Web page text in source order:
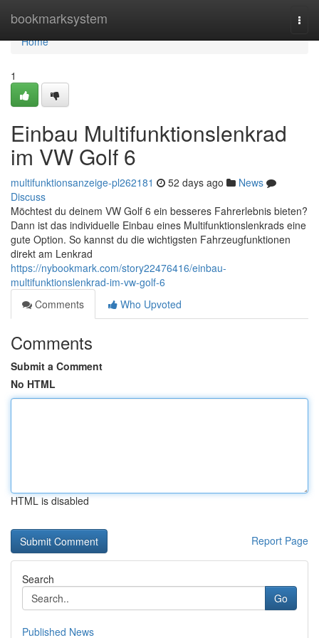
bookmarksystem
Home
Home
1
Einbau Multifunktionslenkrad
im VW Golf 6
multifunktionsanzeige-pl262181 52 days ago
News
Discuss
Möchtest du deinem VW Golf 6 ein besseres Fahrerlebnis bieten?
Dann ist das individuelle Einbau eines Multifunktionslenkrads eine
gute Option. So kannst du die wichtigsten Fahrzeugfunktionen
direkt am Lenkrad
https://nybookmark.com/story22476416/einbau-
multifunktionslenkrad-im-vw-golf-6
Comments
Who Upvoted
Comments
Submit a Comment
No HTML
HTML is disabled
Report Page
Search
Go
Published News